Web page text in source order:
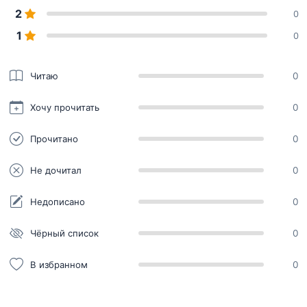
2 0
1 0
Читаю 0
Хочу прочитать 0
Прочитано 0
Не дочитал 0
Недописано 0
Чёрный список 0
В избранном 0